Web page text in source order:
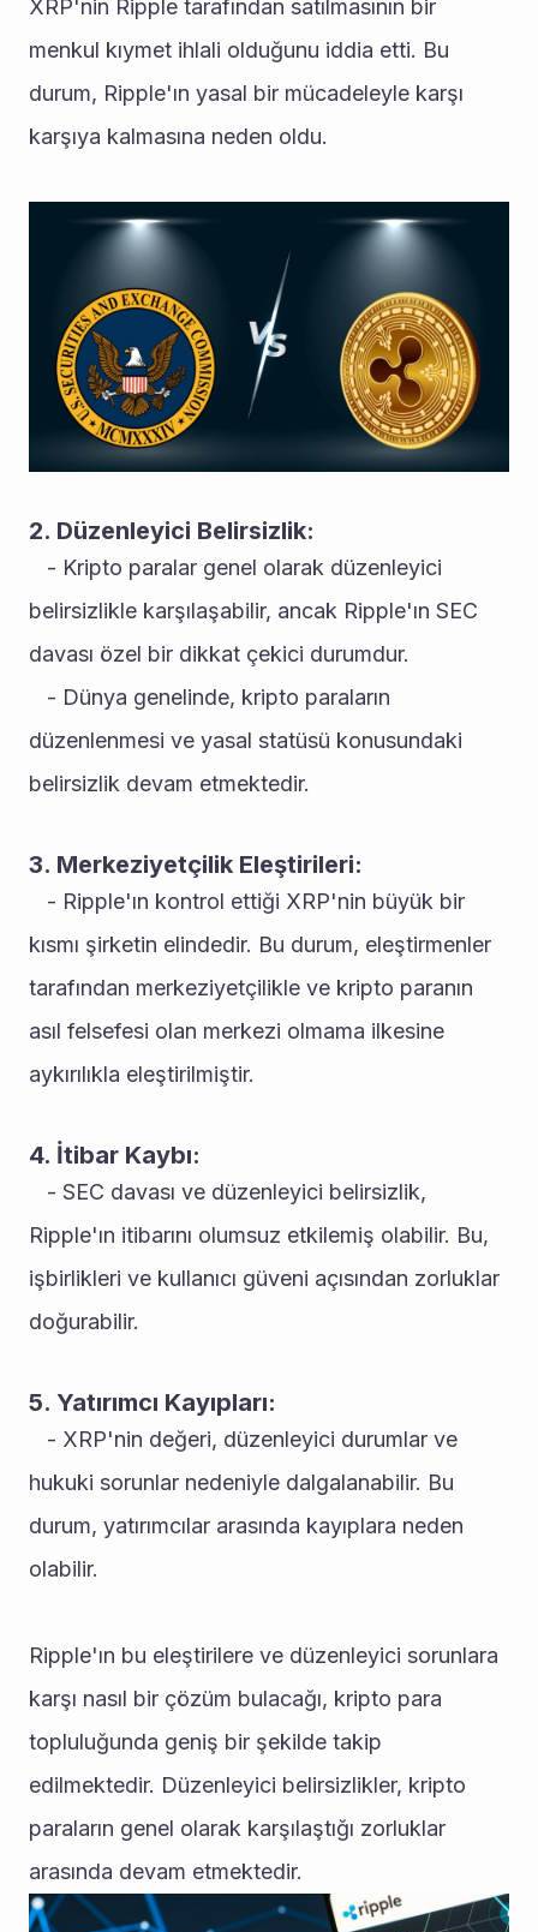
XRP'nin Ripple tarafından satılmasının bir
menkul kıymet ihlali olduğunu iddia etti. Bu
durum, Ripple'ın yasal bir mücadeleyle karşı
karşıya kalmasına neden oldu.
2. Düzenleyici Belirsizlik:
belirsizlikle karşılaşabilir, ancak Ripple'ın SEC
davası özel bir dikkat çekici durumdur.
düzenlenmesi ve yasal statüsü konusundaki
belirsizlik devam etmektedir.
3. Merkeziyetçilik Eleştirileri:
kısmı şirketin elindedir. Bu durum, eleştirmenler
tarafından merkeziyetçilikle ve kripto paranın
asıl felsefesi olan merkezi olmama ilkesine
aykırılıkla eleştirilmiştir.
4. İtibar Kaybı:
Ripple'ın itibarını olumsuz etkilemiş olabilir. Bu,
işbirlikleri ve kullanıcı güveni açısından zorluklar
doğurabilir.
5. Yatırımcı Kayıpları:
hukuki sorunlar nedeniyle dalgalanabilir. Bu
durum, yatırımcılar arasında kayıplara neden
olabilir.
Ripple'ın bu eleştirilere ve düzenleyici sorunlara
karşı nasıl bir çözüm bulacağı, kripto para
topluluğunda geniş bir şekilde takip
edilmektedir. Düzenleyici belirsizlikler, kripto
paraların genel olarak karşılaştığı zorluklar
arasında devam etmektedir.